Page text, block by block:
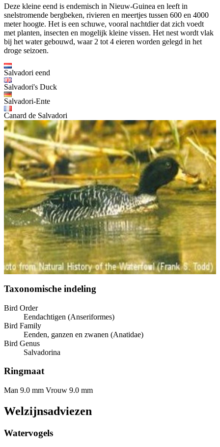
Deze kleine eend is endemisch in Nieuw-Guinea en leeft in
snelstromende bergbeken, rivieren en meertjes tussen 600 en 4000
meter hoogte. Het is een schuwe, vooral nachtdier dat zich voedt
met planten, insecten en mogelijk kleine vissen. Het nest wordt vlak
bij het water gebouwd, waar 2 tot 4 eieren worden gelegd in het
droge seizoen.
Salvadori eend
Salvadori's Duck
Salvadori-Ente
Canard de Salvadori
Taxonomische indeling
Bird Order
Eendachtigen (Anseriformes)
Bird Family
Eenden, ganzen en zwanen (Anatidae)
Bird Genus
Salvadorina
Ringmaat
Man 9.0 mm Vrouw 9.0 mm
Welzijnsadviezen
Watervogels